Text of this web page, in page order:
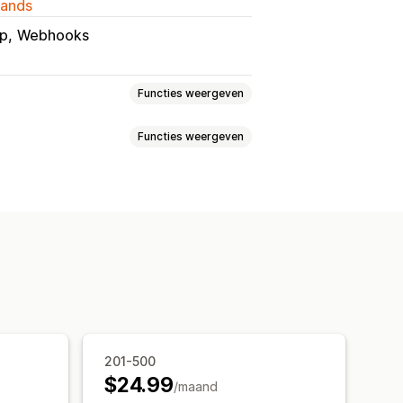
Webhooks
Functies weergeven
Functies weergeven
201-500
$24.99/maand